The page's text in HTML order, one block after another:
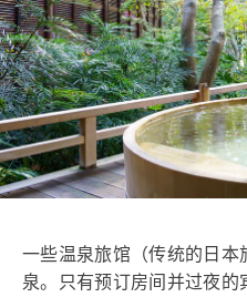
一些温泉旅馆（传统的日
泉。只有预订房间并过夜